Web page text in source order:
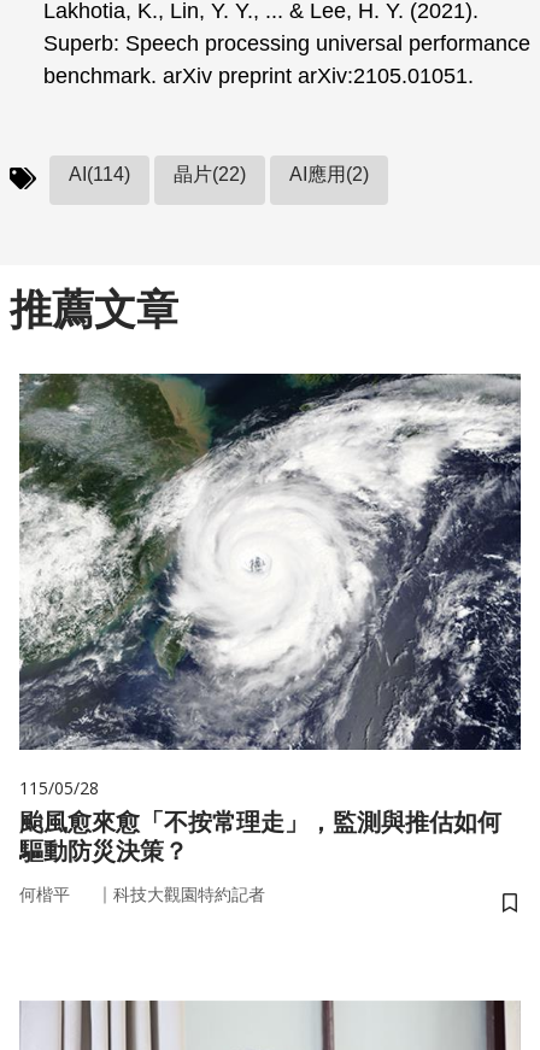
Lakhotia, K., Lin, Y. Y., ... & Lee, H. Y. (2021).
Superb: Speech processing universal performance
benchmark. arXiv preprint arXiv:2105.01051.
AI(114) 晶片(22) AI應用(2)
推薦文章
115/05/28
颱風愈來愈「不按常理走」，監測與推估如何
驅動防災決策？
何楷平 ｜ 科技大觀園特約記者
儲